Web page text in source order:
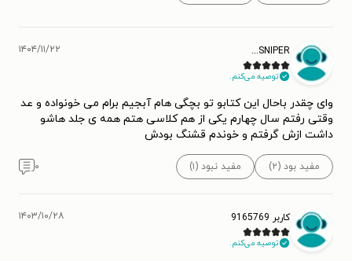
SNIPER...
توصیه می‌کنم.
۱۴۰۴/۱۱/۲۲
وای چقدر باحال این کتابو تو بچگی هام آبجیم برام می خونواده و عد
وقتی رفتم سال چهارم یکی از هم کلاسی هتم همه ی جلد هاشو
داشت ازش گرفتم و خوندم قشنگ بودش
مفید بود (۲) مفید نبود (۱) ۰
کاربر 9165769
توصیه می‌کنم.
۱۴۰۳/۱۰/۲۸